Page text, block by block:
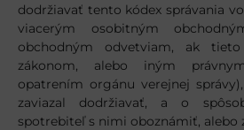
dodržiavať tento kódex správania
viacerým osobitným
obchodným odvetviam, ak
zákonom, alebo iným
opatrením orgánu verejnej
zaviazal dodržiavať, a o
spotrebiteľ s nimi oboznámiť, alebo